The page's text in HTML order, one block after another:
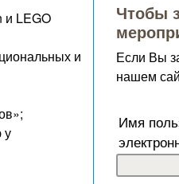
и LEGO
и
у
Чтобы
Если Вы
нашем
Имя